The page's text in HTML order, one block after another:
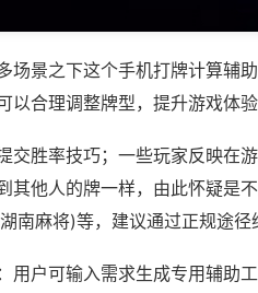
场景之下这个手机打牌计算辅
以合理调整牌型，提升游戏体
交胜率技巧；一些玩家反映在
其他人的牌一样，由此怀疑是
南麻将)等，建议通过正规途径
用户可输入需求生成专用辅助